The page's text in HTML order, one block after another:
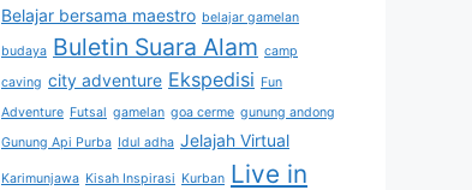
Belajar bersama maestro belajar gamelan
budaya Buletin Suara Alam camp
caving city adventure Ekspedisi Fun
Adventure Futsal gamelan goa cerme gunung andong
Gunung Api Purba Idul adha Jelajah Virtual
Karimunjawa Kisah Inspirasi Kurban Live in